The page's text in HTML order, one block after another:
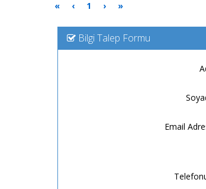
« ‹ 1 › »
Bilgi Talep Formu
Email